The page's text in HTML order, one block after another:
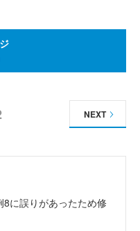
NEXT
に誤りがあったため修